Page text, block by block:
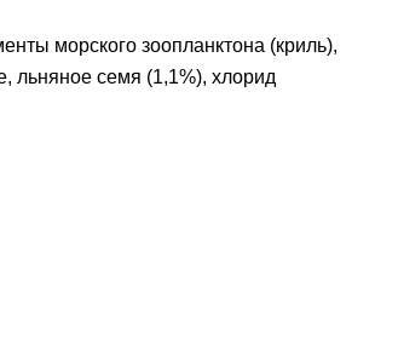
морского зоопланктона (криль),
льняное семя (1,1%), хлорид